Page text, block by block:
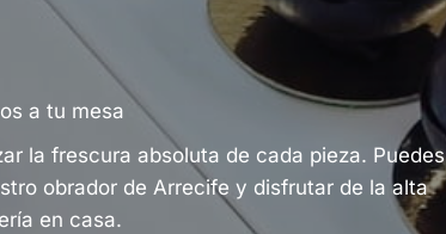
a tu mesa
la frescura absoluta de cada pieza. Puedes
obrador de Arrecife y disfrutar de la alta
en casa.